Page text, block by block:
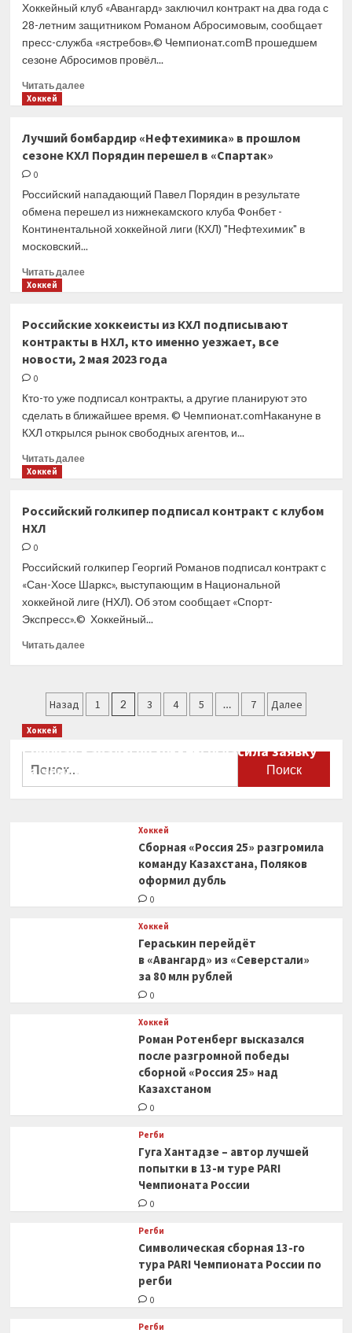
новичка
с «Нью-
Джерси»
Хоккейный клуб «Авангард» заключил контракт на два года с
28-летним защитником Романом Абросимовым, сообщает
пресс-служба «ястребов».© Чемпионат.comВ прошедшем
сезоне Абросимов провёл...
Читать далееПрочитать
заключил
контракт
Абросимовым
Хоккей
Лучший бомбардир «Нефтехимика» в прошлом
сезоне КХЛ Порядин перешел в «Спартак»
0
Российский нападающий Павел Порядин в результате
обмена перешел из нижнекамского клуба Фонбет -
Континентальной хоккейной лиги (КХЛ) "Нефтехимик" в
московский...
Читать далееПрочитать
бомбардир
«Нефтехимика»
в прошлом
Порядин
перешел
в «Спартак»
Хоккей
Российские хоккеисты из КХЛ подписывают
контракты в НХЛ, кто именно уезжает, все
новости, 2 мая 2023 года
0
Кто-то уже подписал контракты, а другие планируют это
сделать в ближайшее время. © Чемпионат.comНакануне в
КХЛ открылся рынок свободных агентов, и...
Читать далееПрочитать
хоккеисты
кто
именно
уезжает,
новости,
года
Хоккей
Российский голкипер подписал контракт с клубом
НХЛ
0
Российский голкипер Георгий Романов подписал контракт с
«Сан-Хосе Шаркс», выступающим в Национальной
хоккейной лиге (НХЛ). Об этом сообщает «Спорт-
Экспресс».© Хоккейный...
Читать далееПрочитать
голкипер
подписал
Пагинация
записей
Назад 1 2 3 4 5 … 7 Далее
Хоккей
Сборная Канады по хоккею огласила заявку
на чемпионат мира
Хоккей
Сборная «Россия 25» разгромила
команду Казахстана, Поляков
оформил дубль
0
Хоккей
Гераськин перейдёт
в «Авангард» из «Северстали»
за 80 млн рублей
0
Хоккей
Роман Ротенберг высказался
после разгромной победы
сборной «Россия 25» над
Казахстаном
0
Регби
Гуга Хантадзе – автор лучшей
попытки в 13-м туре PARI
Чемпионата России
0
Регби
Символическая сборная 13-го
тура PARI Чемпионата России по
регби
0
Регби